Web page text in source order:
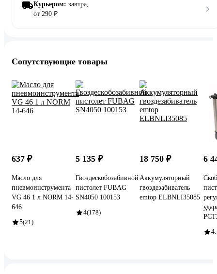
Курьером: завтра,
от 290 ₽
Сопутствующие товары
637 ₽
Масло для
пневмоинструмента
VG 46 1 л NORM 14-
646
5(21)
5 135 ₽
Гвоздескобозабивной
пистолет FUBAG
SN4050 100153
4(178)
18 750 ₽
Аккумуляторный
гвоздезабиватель
emtop ELBNLI35085
6